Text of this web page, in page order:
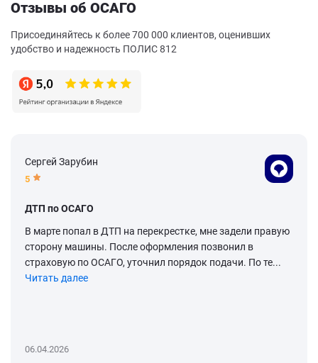
Отзывы об ОСАГО
Присоединяйтесь к более 700 000 клиентов, оценивших
удобство и надежность ПОЛИС 812
Сергей Зарубин
5
ДТП по ОСАГО
В марте попал в ДТП на перекрестке, мне задели правую
сторону машины. После оформления позвонил в
страховую по ОСАГО, уточнил порядок подачи. По те...
Читать далее
06.04.2026